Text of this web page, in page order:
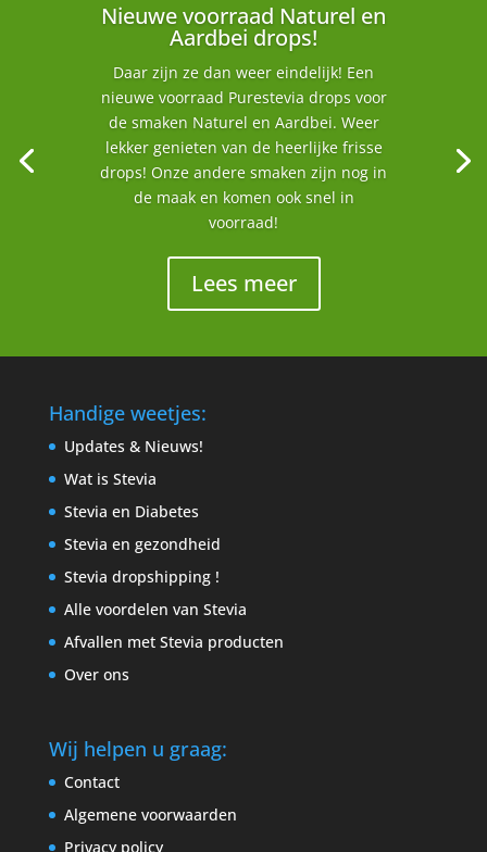
Nieuwe voorraad Naturel en
Aardbei drops!
Daar zijn ze dan weer eindelijk! Een
nieuwe voorraad Purestevia drops voor
de smaken Naturel en Aardbei. Weer
lekker genieten van de heerlijke frisse
drops! Onze andere smaken zijn nog in
de maak en komen ook snel in
voorraad!
Lees meer
Handige weetjes:
Updates & Nieuws!
Wat is Stevia
Stevia en Diabetes
Stevia en gezondheid
Stevia dropshipping !
Alle voordelen van Stevia
Afvallen met Stevia producten
Over ons
Wij helpen u graag:
Contact
Algemene voorwaarden
Privacy policy